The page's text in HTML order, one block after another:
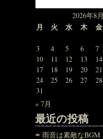
2026年8月
月 火 水 木 金
3
4 5 6 7
10
11 12 13 14
17
18 19 20 21
24
25 26 27 28
31
« 7月
最近の投稿
雨音は素敵なBGM